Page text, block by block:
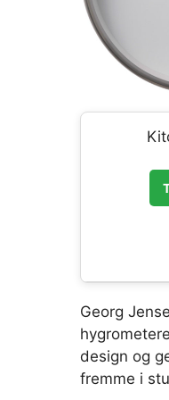
Georg
design og
fremme i